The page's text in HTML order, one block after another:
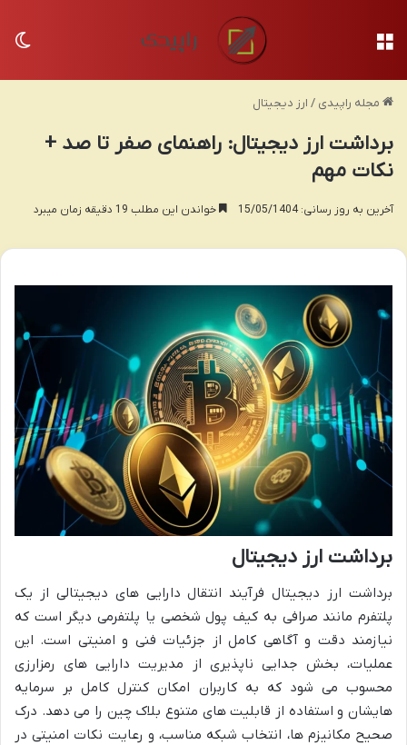
مجله راپیدی / ارز دیجیتال
برداشت ارز دیجیتال: راهنمای صفر تا صد +
نکات مهم
آخرین به روز رسانی: 15/05/1404 خواندن این مطلب 19 دقیقه زمان میبرد
برداشت ارز دیجیتال
برداشت ارز دیجیتال فرآیند انتقال دارایی های دیجیتالی از یک
پلتفرم مانند صرافی به کیف پول شخصی یا پلتفرمی دیگر است که
نیازمند دقت و آگاهی کامل از جزئیات فنی و امنیتی است. این
عملیات، بخش جدایی ناپذیری از مدیریت دارایی های رمزارزی
محسوب می شود که به کاربران امکان کنترل کامل بر سرمایه
هایشان و استفاده از قابلیت های متنوع بلاک چین را می دهد. درک
صحیح مکانیزم ها، انتخاب شبکه مناسب، و رعایت نکات امنیتی در